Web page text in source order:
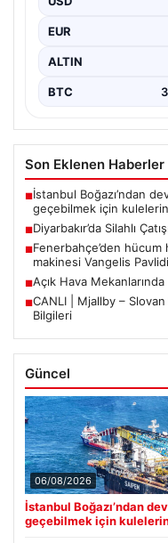
uzun…
EUR
ALTIN
BTC
Son Eklenen Haberler
■İstanbul Boğazı’ndan
geçebilmek için kulelerini
■Diyarbakır’da Silahlı
■Fenerbahçe’den hücum
makinesi Vangelis
■Açık Hava
■CANLI | Mjallby – Slovan
Bilgileri
Güncel
06/08/2026
İstanbul Boğazı’ndan
geçebilmek için